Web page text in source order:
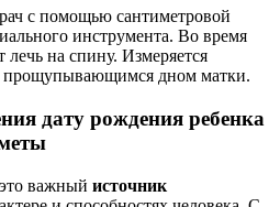
с помощью сантиметровой
инструмента. Во время
на спину. Измеряется
прощупывающимся дном матки.
дату рождения ребенка
важный источник